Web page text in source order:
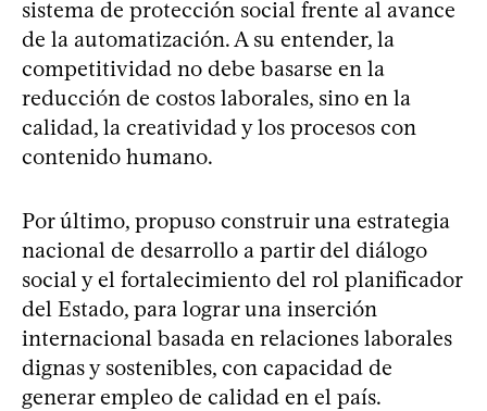
sistema de protección social frente al avance
de la automatización. A su entender, la
competitividad no debe basarse en la
reducción de costos laborales, sino en la
calidad, la creatividad y los procesos con
contenido humano.
Por último, propuso construir una estrategia
nacional de desarrollo a partir del diálogo
social y el fortalecimiento del rol planificador
del Estado, para lograr una inserción
internacional basada en relaciones laborales
dignas y sostenibles, con capacidad de
generar empleo de calidad en el país.